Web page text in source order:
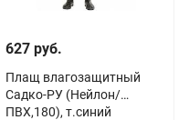
627 руб.
Плащ влагозащитный
Садко-РУ (Нейлон/
ПВХ,180), т.синий